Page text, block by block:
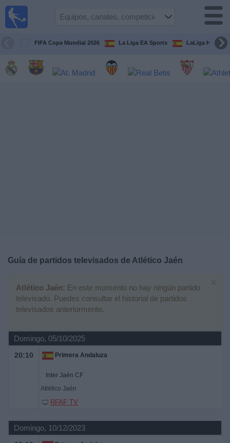
FIFA Copa Mundial 2026 La Liga EA Sports LaLiga
Guía de partidos televisados de Atlético Jaén
Atlético Jaén: En este momento no hay ningún partido
televisado. Puedes consultar el historial de partidos
televisados anteriormente.
Domingo, 05/10/2025
20:10 Primera Andaluza
Inter Jaén CF
Atlético Jaén
RFAF TV
Domingo, 10/12/2023
Guía de
Televisados
Noticias
Widget